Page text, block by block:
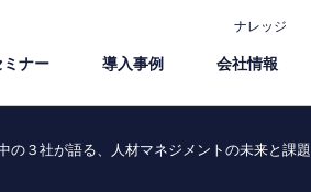
ナレッジ
ナー 導⼊事例 会社情報
の３社が語る、人材マネジメントの未来と課題